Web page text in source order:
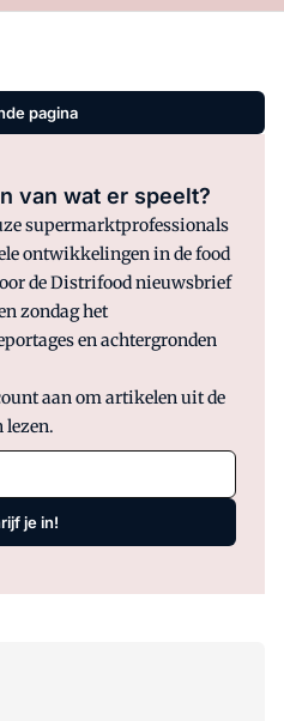
pagina
van wat er speelt?
supermarktprofessionals
ontwikkelingen in de food
de Distrifood nieuwsbrief
zondag het
en achtergronden
aan om artikelen uit de
lezen.
je in!